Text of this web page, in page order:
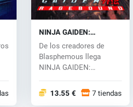
NINJA GAIDEN:
Ragebound (PC) key
De los creadores de
Blasphemous llega
NINJA GAIDEN:
p... 13.55 € 7 tiendas